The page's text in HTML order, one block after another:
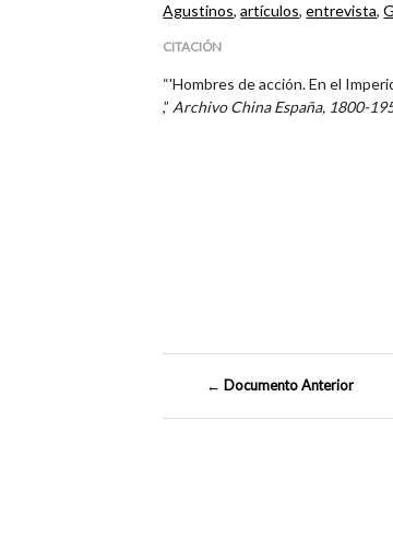
Agustinos,artículos,entrevista,
CITACIÓN
“'Hombres de acción. En el
,”Archivo China España, 1800-
← Documento Anterior